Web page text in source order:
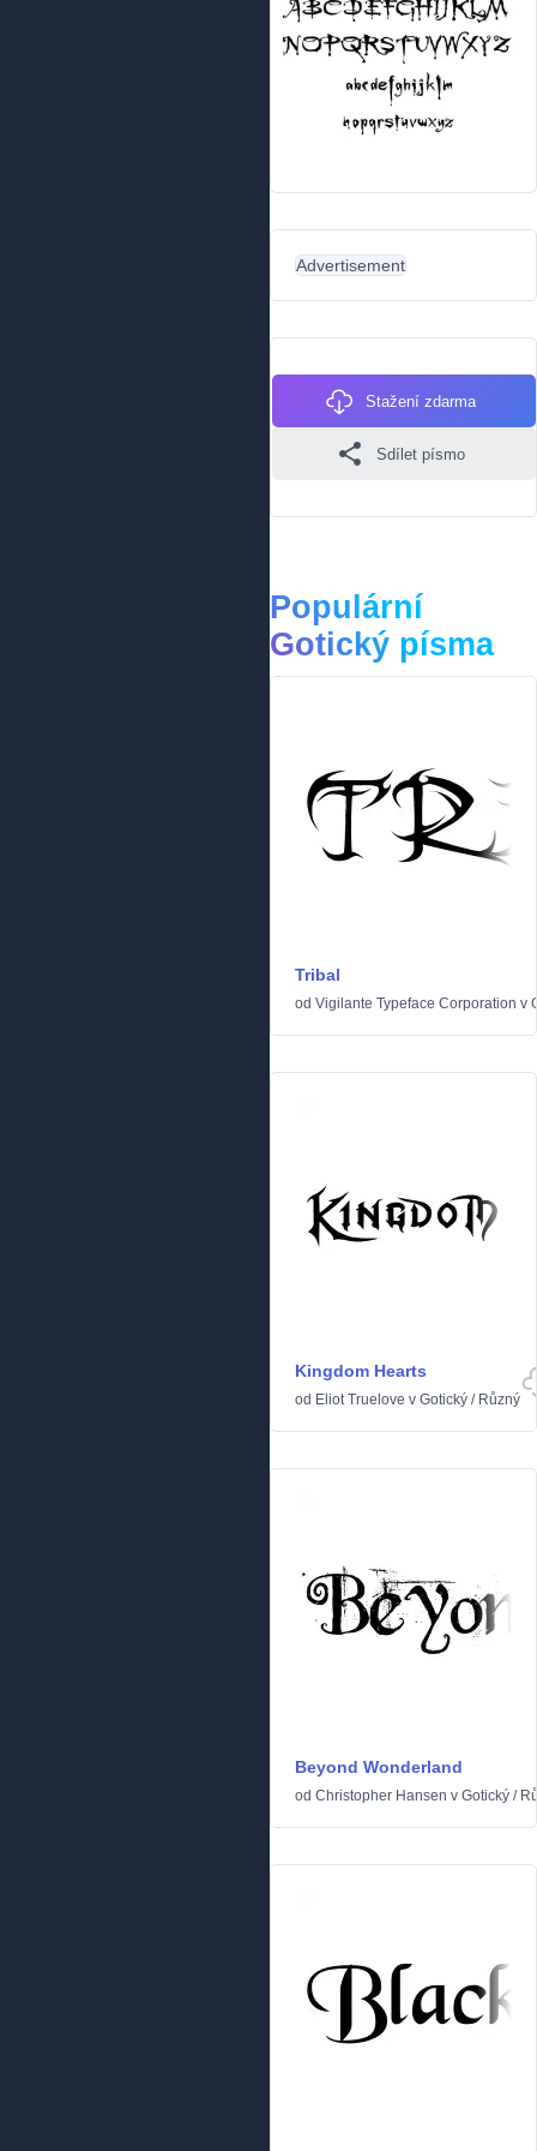
Advertisement
Stažení zdarma
Sdílet písmo
Populární
Gotický písma
Tribal
od Vigilante Typeface Corporation v
Kingdom Hearts
od Eliot Truelove v Gotický / Různý
Beyond Wonderland
od Christopher Hansen v Gotický /